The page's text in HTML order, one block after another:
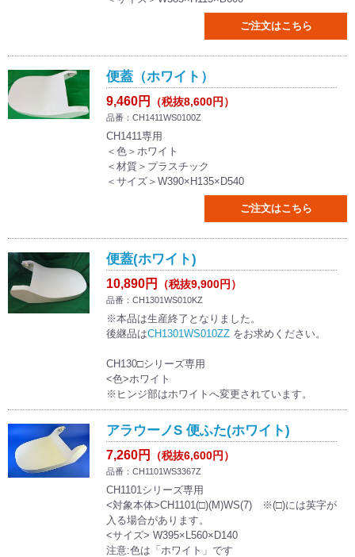
ご注文はこちら
便蓋（ホワイト）
9,460円 （税抜8,600円）
品番：CH1411WS0100Z
CH1411専用
＜色＞ホワイト
＜材質＞プラスチック
＜サイズ＞W390×H135×D540
ご注文はこちら
便蓋(ホワイト)
10,890円 （税抜9,900円）
品番：CH1301WS010KZ
※本品は生産終了となりました。
後継品はCH1301WS010ZZをお求めください。
CH130□シリーズ専用
<色>ホワイト
※ヒンジ部はホワイトへ変更されています。
アラウーノS 便ふた(ホワイト)
7,260円 （税抜6,600円）
品番：CH1101WS3367Z
CH1101シリーズ専用
<対象本体>CH1101(□)(M)WS(7) ※(□)には英字が
入る場合があります。
<サイズ> W395×L560×D140
注意:色は「ホワイト」です